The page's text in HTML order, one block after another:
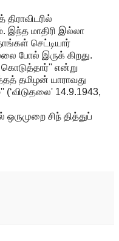
திராவிடரில்
இந்த மாதிரி இல்லா
செட்டியார்
போல் இருக் கிறது.
கொடுத்தார்'' என்று
தமிழன் யாராவது
14.9.1943,
சிந் தித்துப்